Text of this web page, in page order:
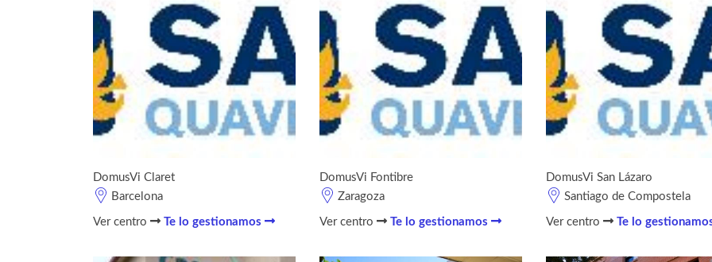
DomusVi Claret
Barcelona
Ver centro Te lo gestionamos
DomusVi Fontibre
Zaragoza
Ver centro Te lo gestionamos
DomusVi San Lázaro
Santiago de Compostela
Ver centro Te lo